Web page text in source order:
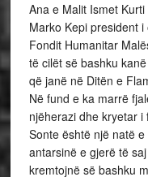
Ana e Malit Ismet
Marko Kepi president i
Fondit Humanitar
të cilët së bashku
që janë në Ditën e
Në fund e ka marrë
njëherazi dhe kryetar i
Sonte është një natë
antarsinë e gjerë të
kremtojnë së bashku